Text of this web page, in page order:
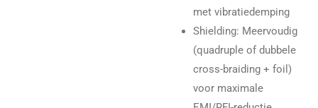
met vibratiedemping
Shielding: Meervoudig
(quadruple of dubbele
cross-braiding + foil)
voor maximale